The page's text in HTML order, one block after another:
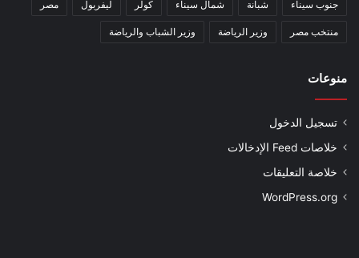
جنوب سيناء شبانة شمال سيناء كولر ليفربول مصر
منتخب مصر وزير الرياضة وزير الشباب والرياضة
منوعات
تسجيل الدخول
خلاصات Feed الإدخالات
خلاصة التعليقات
WordPress.org